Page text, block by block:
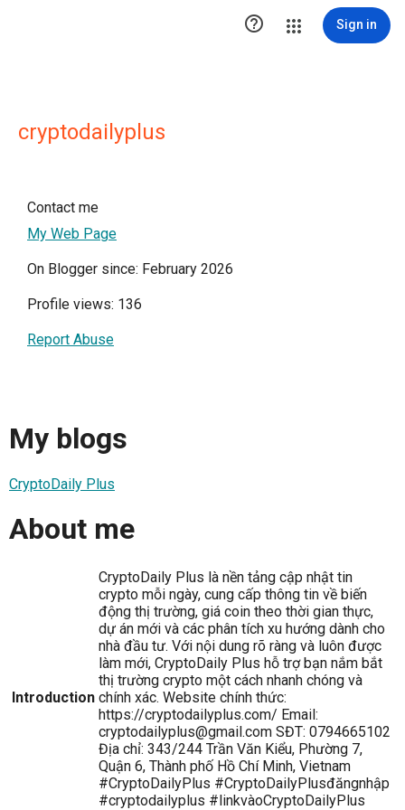
 Sign in
cryptodailyplus
Contact me
My Web Page
On Blogger since: February 2026
Profile views: 136
Report Abuse
My blogs
CryptoDaily Plus
About me
Introduction
CryptoDaily Plus là nền tảng cập nhật tin
crypto mỗi ngày, cung cấp thông tin về biến
động thị trường, giá coin theo thời gian thực,
dự án mới và các phân tích xu hướng dành cho
nhà đầu tư. Với nội dung rõ ràng và luôn được
làm mới, CryptoDaily Plus hỗ trợ bạn nắm bắt
thị trường crypto một cách nhanh chóng và
chính xác. Website chính thức:
https://cryptodailyplus.com/ Email:
cryptodailyplus@gmail.com SĐT: 0794665102
Địa chỉ: 343/244 Trần Văn Kiểu, Phường 7,
Quận 6, Thành phố Hồ Chí Minh, Vietnam
#CryptoDailyPlus #CryptoDailyPlusđăngnhập
#cryptodailyplus #linkvàoCryptoDailyPlus